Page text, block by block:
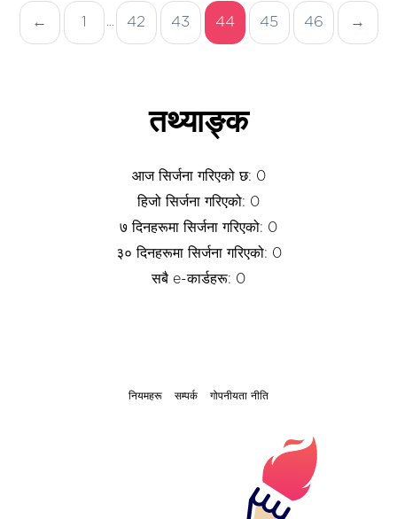
← 1 42 43 44 45 46 →
तथ्याङ्क
आज सिर्जना गरिएको छ: 0
हिजो सिर्जना गरिएको: 0
७ दिनहरूमा सिर्जना गरिएको: 0
३० दिनहरूमा सिर्जना गरिएको: 0
सबै e-कार्डहरू: 0
नियमहरू सम्पर्क गोपनीयता नीति